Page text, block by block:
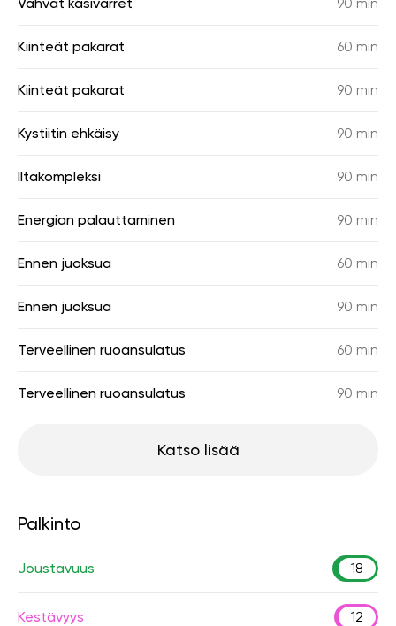
Kiinteät pakarat 60 min
Kiinteät pakarat 90 min
Kystiitin ehkäisy 90 min
Iltakompleksi 90 min
Energian palauttaminen 90 min
Ennen juoksua 60 min
Ennen juoksua 90 min
Terveellinen ruoansulatus 60 min
Terveellinen ruoansulatus 90 min
Katso lisää
Palkinto
Joustavuus 18
Kestävyys 12